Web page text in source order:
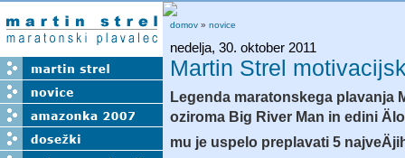
domov » novice
nedelja, 30. oktober 2011
Martin Strel
Legenda maratonskega plavanja
oziroma Big River Man in edini
mu je uspelo preplavati 5